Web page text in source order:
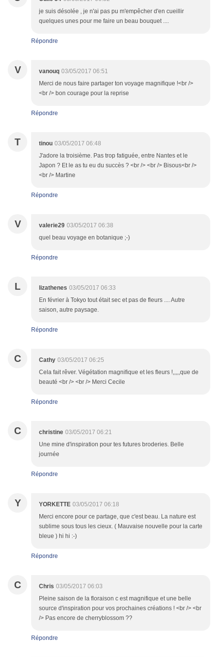
je suis désolée , je n'ai pas pu m'empêcher d'en cueillir
quelques unes pour me faire un beau bouquet ....
Répondre
V vanouq 03/05/2017 06:51
Merci de nous faire partager ton voyage magnifique !<br />
<br /> bon courage pour la reprise
Répondre
T tinou 03/05/2017 06:48
J'adore la troisième. Pas trop fatiguée, entre Nantes et le
Japon ? Et le as tu eu du succès ? <br /> <br /> Bisous<br />
<br /> Martine
Répondre
V valerie29 03/05/2017 06:38
quel beau voyage en botanique ;-)
Répondre
L lizathenes 03/05/2017 06:33
En février à Tokyo tout était sec et pas de fleurs .... Autre
saison, autre paysage.
Répondre
C Cathy 03/05/2017 06:25
Cela fait rêver. Végétation magnifique et les fleurs !,,,,,que de
beauté <br /> <br /> Merci Cecile
Répondre
C christine 03/05/2017 06:21
Une mine d'inspiration pour tes futures broderies. Belle
journée
Répondre
Y YORKETTE 03/05/2017 06:18
Merci encore pour ce partage, que c'est beau. La nature est
sublime sous tous les cieux. ( Mauvaise nouvelle pour la carte
bleue ) hi hi :-)
Répondre
C Chris 03/05/2017 06:03
Pleine saison de la floraison c est magnifique et une belle
source d'inspiration pour vos prochaines créations ! <br /> <br
/> Pas encore de cherryblossom ??
Répondre